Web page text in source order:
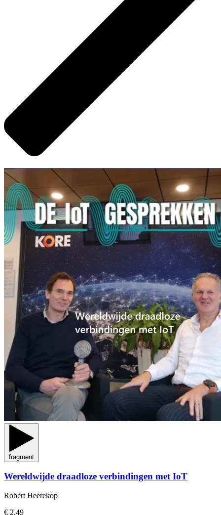
fragment
Wereldwijde draadloze verbindingen met IoT
Robert Heerekop
€ 2,49